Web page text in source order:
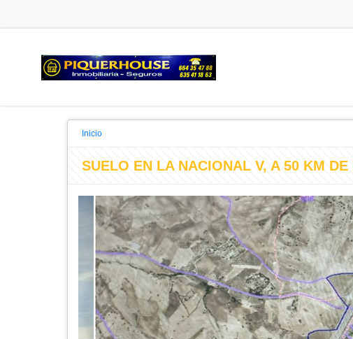
Inicio
SUELO EN LA NACIONAL V, A 50 KM DE